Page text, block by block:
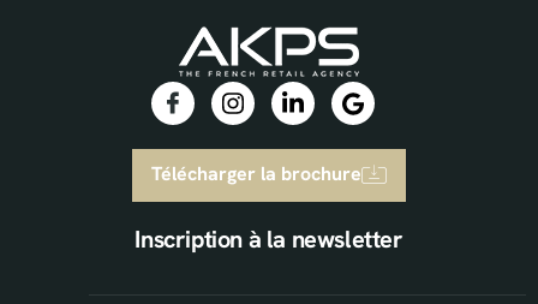
Télécharger la brochure
Inscription à la newsletter